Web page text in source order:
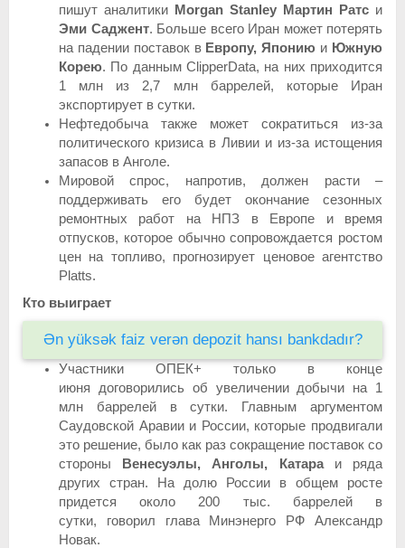
пишут аналитики Morgan Stanley Мартин Ратс и
Эми Саджент. Больше всего Иран может потерять
на падении поставок в Европу, Японию и Южную
Корею. По данным ClipperData, на них приходится
1 млн из 2,7 млн баррелей, которые Иран
экспортирует в сутки.
Нефтедобыча также может сократиться из-за
политического кризиса в Ливии и из-за истощения
запасов в Анголе.
Мировой спрос, напротив, должен расти –
поддерживать его будет окончание сезонных
ремонтных работ на НПЗ в Европе и время
отпусков, которое обычно сопровождается ростом
цен на топливо, прогнозирует ценовое агентство
Platts.
Кто выиграет
Ən yüksək faiz verən depozit hansı bankdadır?
Участники ОПЕК+ только в конце
июня договорились об увеличении добычи на 1
млн баррелей в сутки. Главным аргументом
Саудовской Аравии и России, которые продвигали
это решение, было как раз сокращение поставок со
стороны Венесуэлы, Анголы, Катараи ряда
других стран. На долю России в общем росте
придется около 200 тыс. баррелей в
сутки, говорил глава Минэнерго РФ Александр
Новак.